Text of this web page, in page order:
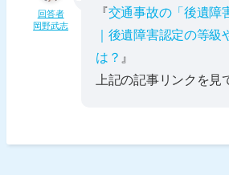
回答者
岡野武志
『交通事故の「後遺障
｜後遺障害認定の等級
は？ 』
上記の記事リンクを見